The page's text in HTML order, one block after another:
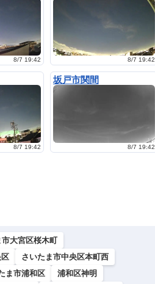
8/7 19:42 8/7 19:42
8/7 19:42
坂戸市関間
8/7 19:42
大宮区桜木町
さいたま市中央区本町西
ま市浦和区
浦和区神明